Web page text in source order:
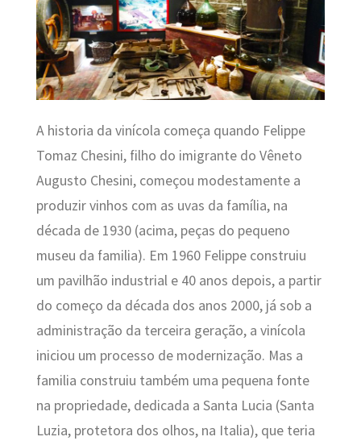
A historia da vinícola começa quando Felippe
Tomaz Chesini, filho do imigrante do Vêneto
Augusto Chesini, começou modestamente a
produzir vinhos com as uvas da família, na
década de 1930 (acima, peças do pequeno
museu da familia). Em 1960 Felippe construiu
um pavilhão industrial e 40 anos depois, a partir
do começo da década dos anos 2000, já sob a
administração da terceira geração, a vinícola
iniciou um processo de modernização. Mas a
familia construiu também uma pequena fonte
na propriedade, dedicada a Santa Lucia (Santa
Luzia, protetora dos olhos, na Italia), que teria